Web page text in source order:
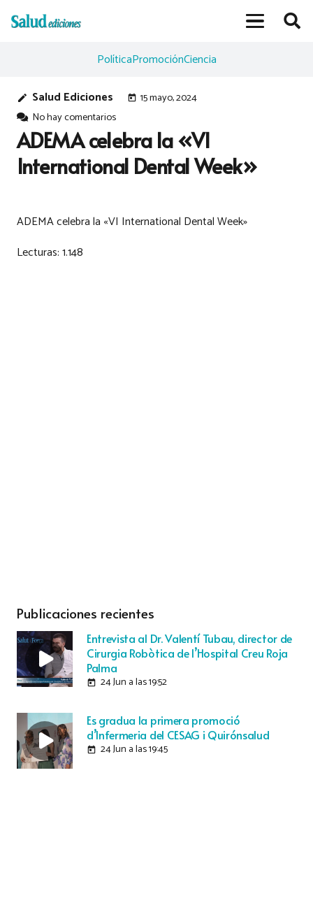
PolíticaPromociónCiencia
edit Salud Ediciones today 15 mayo, 2024
No hay comentarios
ADEMA celebra la «VI
International Dental Week»
ADEMA celebra la «VI International Dental Week»
Lecturas:1.148
Publicaciones recientes
Entrevista al Dr. Valentí Tubau, director de
Cirurgia Robòtica de l’Hospital Creu Roja
Palma
today 24 Jun a las 19:52
Es gradua la primera promoció
d’Infermeria del CESAG i Quirónsalud
today 24 Jun a las 19:45